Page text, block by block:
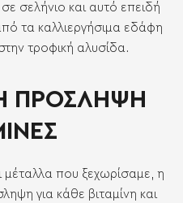
σελήνιο και αυτό επειδή
τα καλλιεργήσιμα εδάφη
τροφική αλυσίδα.
ΠΡΟΣΛΗΨΗ
μέταλλα που ξεχωρίσαμε, η
για κάθε βιταμίνη και